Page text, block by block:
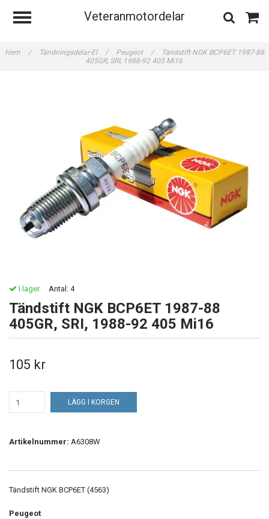
Veteranmotordelar
Hem / Tändningsdelar-El / Peugeot /
Tändstift NGK BCP6ET 1987-88
405GR, SRI, 1988-92 405 Mi16
I lager. Antal: 4
Tändstift NGK BCP6ET 1987-88
405GR, SRI, 1988-92 405 Mi16
105 kr
LÄGG I KORGEN
Artikelnummer: A6308W
Tändstift NGK BCP6ET (4563)
Peugeot